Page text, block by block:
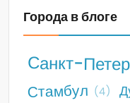
Города в блоге
Санкт-
Стамбул (4)